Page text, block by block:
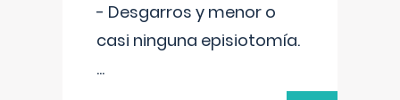
- Desgarros y menor o
casi ninguna episiotomía.
...